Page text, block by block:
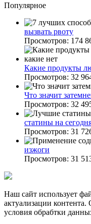
Популярное
вызвать рвоту
Просмотров: 174
Какие продукты
Просмотров: 32
Что значит
Просмотров: 32
статины на
Просмотров: 31
изжоги
Просмотров: 31
Наш сайт использует
актуализации
условия обрабтки